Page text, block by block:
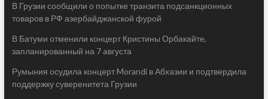
В Грузии сообщили о попытке транзита подсанкционных
товаров в РФ азербайджанской фурой
В Батуми отменили концерт Кристины Орбакайте,
запланированный на 7 августа
Румыния осудила концерт Morandi в Абхазии и подтвердила
поддержку суверенитета Грузии